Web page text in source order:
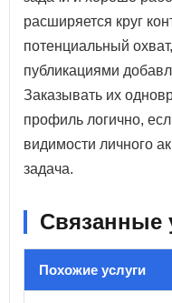
расширяется круг
потенциальный
публикациями
Заказывать их
профиль логично,
видимости личного
задача.
Связанные
Похожие услуги